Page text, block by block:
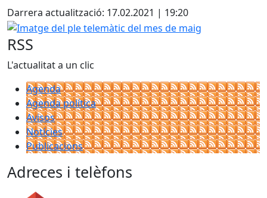
Darrera actualització: 17.02.2021 | 19:20
Imatge del ple telemàtic del mes de maig
RSS
L'actualitat a un clic
Agenda
Agenda política
Avisos
Notícies
Publicacions
Adreces i telèfons